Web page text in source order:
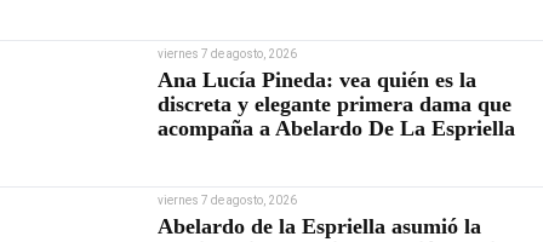
viernes 7 de agosto, 2026
Ana Lucía Pineda: vea quién es la
discreta y elegante primera dama que
acompaña a Abelardo De La Espriella
viernes 7 de agosto, 2026
Abelardo de la Espriella asumió la